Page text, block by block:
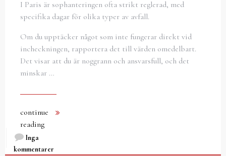
I Paris är sophanteringen ofta strikt reglerad, med
specifika dagar för olika typer av avfall.
Om du upptäcker något som inte fungerar direkt vid
incheckningen, rapportera det till värden omedelbart.
Det visar att du är noggrann och ansvarsfull, och det
minskar …
continue
reading
Inga
kommentarer